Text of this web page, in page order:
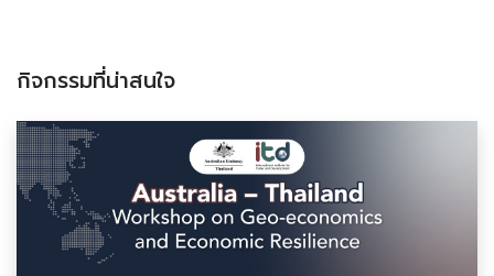
กิจกรรมที่น่าสนใจ